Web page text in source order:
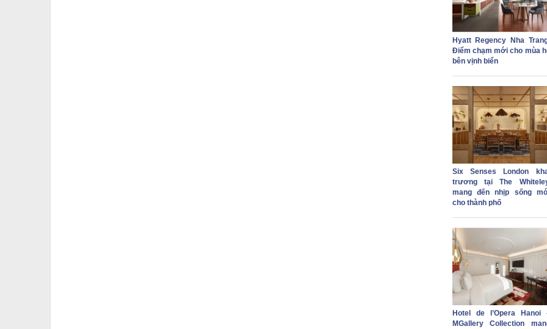
Hyatt Regency Nha
Điểm chạm mới cho mùa
bên vịnh biển
Six Senses London
trương tại The
mang đến nhịp sống
cho thành phố
Hotel de l’Opera Hanoi
MGallery Collection